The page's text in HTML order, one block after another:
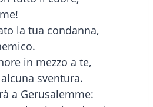
la tua condanna,
in mezzo a te,
sventura.
a Gerusalemme: